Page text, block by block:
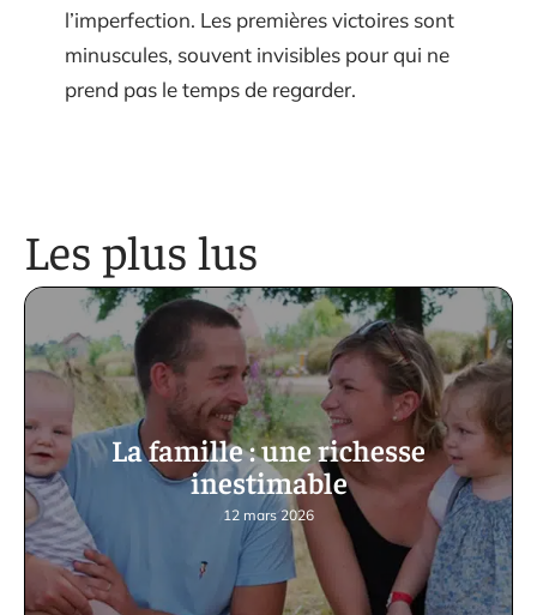
l’imperfection. Les premières victoires sont
minuscules, souvent invisibles pour qui ne
prend pas le temps de regarder.
Les plus lus
La famille : une richesse
inestimable
12 mars 2026